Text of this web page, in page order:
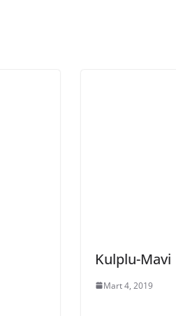
Kulplu-Mavi
Mart 4, 2019